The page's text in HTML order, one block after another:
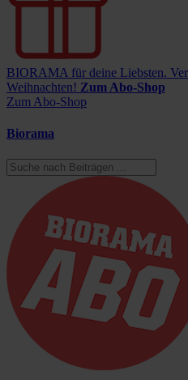
BIORAMA für deine Liebsten.
Weihnachten! Zum Abo-Shop
Zum Abo-Shop
Biorama